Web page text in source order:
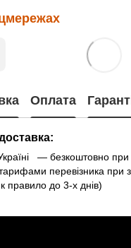
Оплата
— безкоштовно при
перевізника при
правило до 3-х днів)